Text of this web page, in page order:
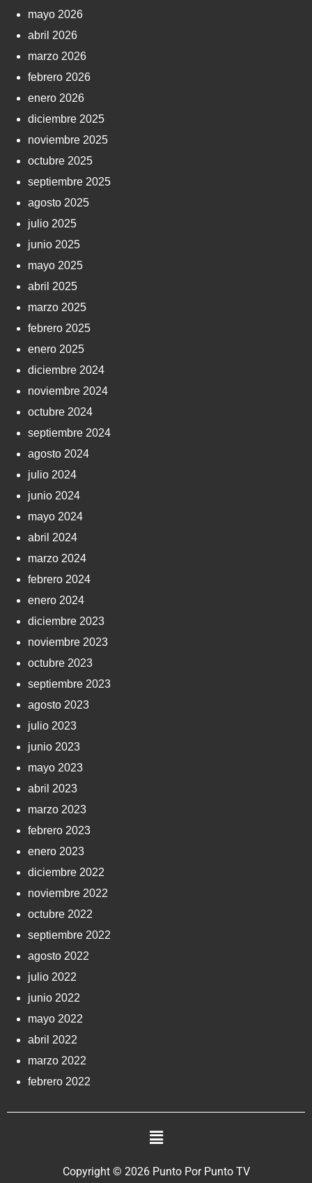
mayo 2026
abril 2026
marzo 2026
febrero 2026
enero 2026
diciembre 2025
noviembre 2025
octubre 2025
septiembre 2025
agosto 2025
julio 2025
junio 2025
mayo 2025
abril 2025
marzo 2025
febrero 2025
enero 2025
diciembre 2024
noviembre 2024
octubre 2024
septiembre 2024
agosto 2024
julio 2024
junio 2024
mayo 2024
abril 2024
marzo 2024
febrero 2024
enero 2024
diciembre 2023
noviembre 2023
octubre 2023
septiembre 2023
agosto 2023
julio 2023
junio 2023
mayo 2023
abril 2023
marzo 2023
febrero 2023
enero 2023
diciembre 2022
noviembre 2022
octubre 2022
septiembre 2022
agosto 2022
julio 2022
junio 2022
mayo 2022
abril 2022
marzo 2022
febrero 2022
Copyright © 2026 Punto Por Punto TV